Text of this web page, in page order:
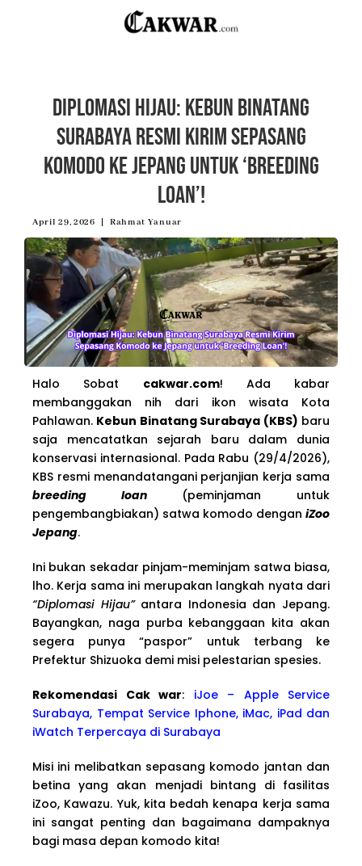
Diplomasi Hijau: Kebun Binatang
Surabaya Resmi Kirim Sepasang
Komodo ke Jepang untuk ‘Breeding
Loan’!
April 29, 2026 Rahmat Yanuar
Halo Sobat cakwar.com! Ada kabar
membanggakan nih dari ikon wisata Kota
Pahlawan. Kebun Binatang Surabaya (KBS) baru
saja mencatatkan sejarah baru dalam dunia
konservasi internasional. Pada Rabu (29/4/2026),
KBS resmi menandatangani perjanjian kerja sama
breeding loan(peminjaman untuk
pengembangbiakan) satwa komodo dengan iZoo
Jepang.
Ini bukan sekadar pinjam-meminjam satwa biasa,
lho. Kerja sama ini merupakan langkah nyata dari
“Diplomasi Hijau”antara Indonesia dan Jepang.
Bayangkan, naga purba kebanggaan kita akan
segera punya “paspor” untuk terbang ke
Prefektur Shizuoka demi misi pelestarian spesies.
Rekomendasi Cak war: iJoe – Apple Service
Surabaya, Tempat Service Iphone, iMac, iPad dan
iWatch Terpercaya di Surabaya
Misi ini melibatkan sepasang komodo jantan dan
betina yang akan menjadi bintang di fasilitas
iZoo, Kawazu. Yuk, kita bedah kenapa kerja sama
ini sangat penting dan bagaimana dampaknya
bagi masa depan komodo kita!